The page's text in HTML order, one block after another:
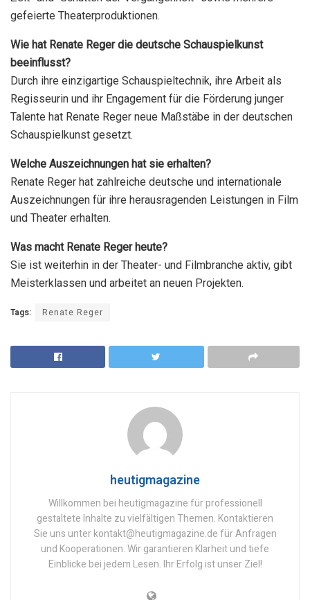
gefeierte Theaterproduktionen.
Wie hat Renate Reger die deutsche Schauspielkunst
beeinflusst?
Durch ihre einzigartige Schauspieltechnik, ihre Arbeit als
Regisseurin und ihr Engagement für die Förderung junger
Talente hat Renate Reger neue Maßstäbe in der deutschen
Schauspielkunst gesetzt.
Welche Auszeichnungen hat sie erhalten?
Renate Reger hat zahlreiche deutsche und internationale
Auszeichnungen für ihre herausragenden Leistungen in Film
und Theater erhalten.
Was macht Renate Reger heute?
Sie ist weiterhin in der Theater- und Filmbranche aktiv, gibt
Meisterklassen und arbeitet an neuen Projekten.
Tags: Renate Reger
heutigmagazine
Willkommen bei heutigmagazine für professionell
gestaltete Inhalte zu vielfältigen Themen. Kontaktieren
Sie uns unter kontakt@heutigmagazine.de für Anfragen
und Kooperationen. Wir garantieren Klarheit und tiefe
Einblicke bei jedem Lesen. Ihr Erfolg ist unser Ziel!